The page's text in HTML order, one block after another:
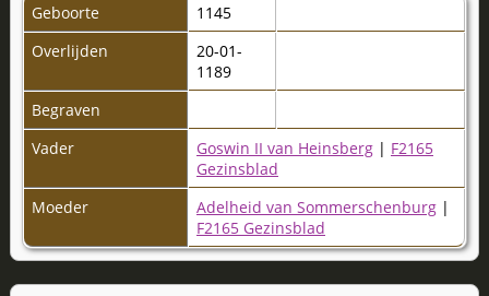
Geboorte
1145
Overlijden
20-01-
1189
Begraven
Vader
Goswin II van Heinsberg | F2165
Gezinsblad
Moeder
Adelheid van Sommerschenburg |
F2165 Gezinsblad